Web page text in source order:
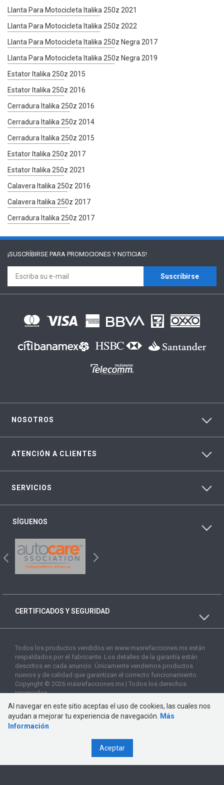
Llanta Para Motocicleta Italika 250z 2021
Llanta Para Motocicleta Italika 250z 2022
Llanta Para Motocicleta Italika 250z Negra 2017
Llanta Para Motocicleta Italika 250z Negra 2019
Estator Italika 250z 2015
Estator Italika 250z 2016
Cerradura Italika 250z 2016
Cerradura Italika 250z 2014
Cerradura Italika 250z 2015
Estator Italika 250z 2017
Estator Italika 250z 2021
Calavera Italika 250z 2016
Calavera Italika 250z 2017
Cerradura Italika 250z 2017
¡SUSCRÍBIRSE PARA PROMOCIONES Y NOTICIAS!
Suscríbirse
NOSOTROS
ATENCIÓN A CLIENTES
SERVICIOS
SÍGUENOS
CERTIFICADOS Y SEGURIDAD
Todos los productos vendidos en www.masrefacciones.mx están
respaldados por el fabricante. Los detalles de la garantía están
descritos en cada anuncio. Únicamente vendemos productos
nuevos y de calidad que garantizan el correcto funcionamiento.
Copyright © 2026 másrefacciones.mx | Todos los derechos
reservados
Al navegar en este sitio aceptas el uso de cookies, las cuales nos
ayudan a mejorar tu experiencia de navegación.
Más
Información
Aceptar